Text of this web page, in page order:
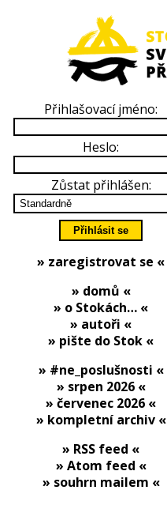
Přihlašovací jméno:
Heslo:
Zůstat přihlášen:
» zaregistrovat se «
» domů «
» o Stokách… «
» autoři «
» pište do Stok «
» #ne_poslušnosti «
» srpen 2026 «
» červenec 2026 «
» kompletní archiv «
» RSS feed «
» Atom feed «
» souhrn mailem «